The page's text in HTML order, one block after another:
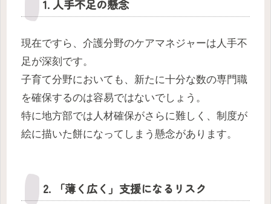
1. 人手不足の懸念
現在ですら、介護分野のケアマネジャーは人手不
足が深刻です。
子育て分野においても、新たに十分な数の専門職
を確保するのは容易ではないでしょう。
特に地方部では人材確保がさらに難しく、制度が
絵に描いた餅になってしまう懸念があります。
2. 「薄く広く」支援になるリスク